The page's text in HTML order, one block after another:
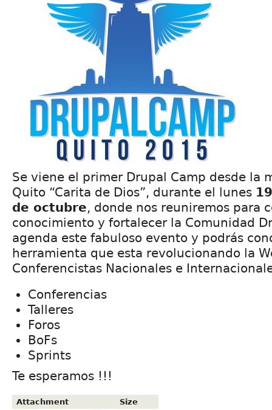
Se viene el primer Drupal Camp desde la
Quito “Carita de Dios”, durante el lunes
de octubre, donde nos reuniremos para
conocimiento y fortalecer la Comunidad
agenda este fabuloso evento y podrás
herramienta que esta revolucionando la
Conferencistas Nacionales e
Conferencias
Talleres
Foros
BoFs
Sprints
Te esperamos !!!
Attachment
Size